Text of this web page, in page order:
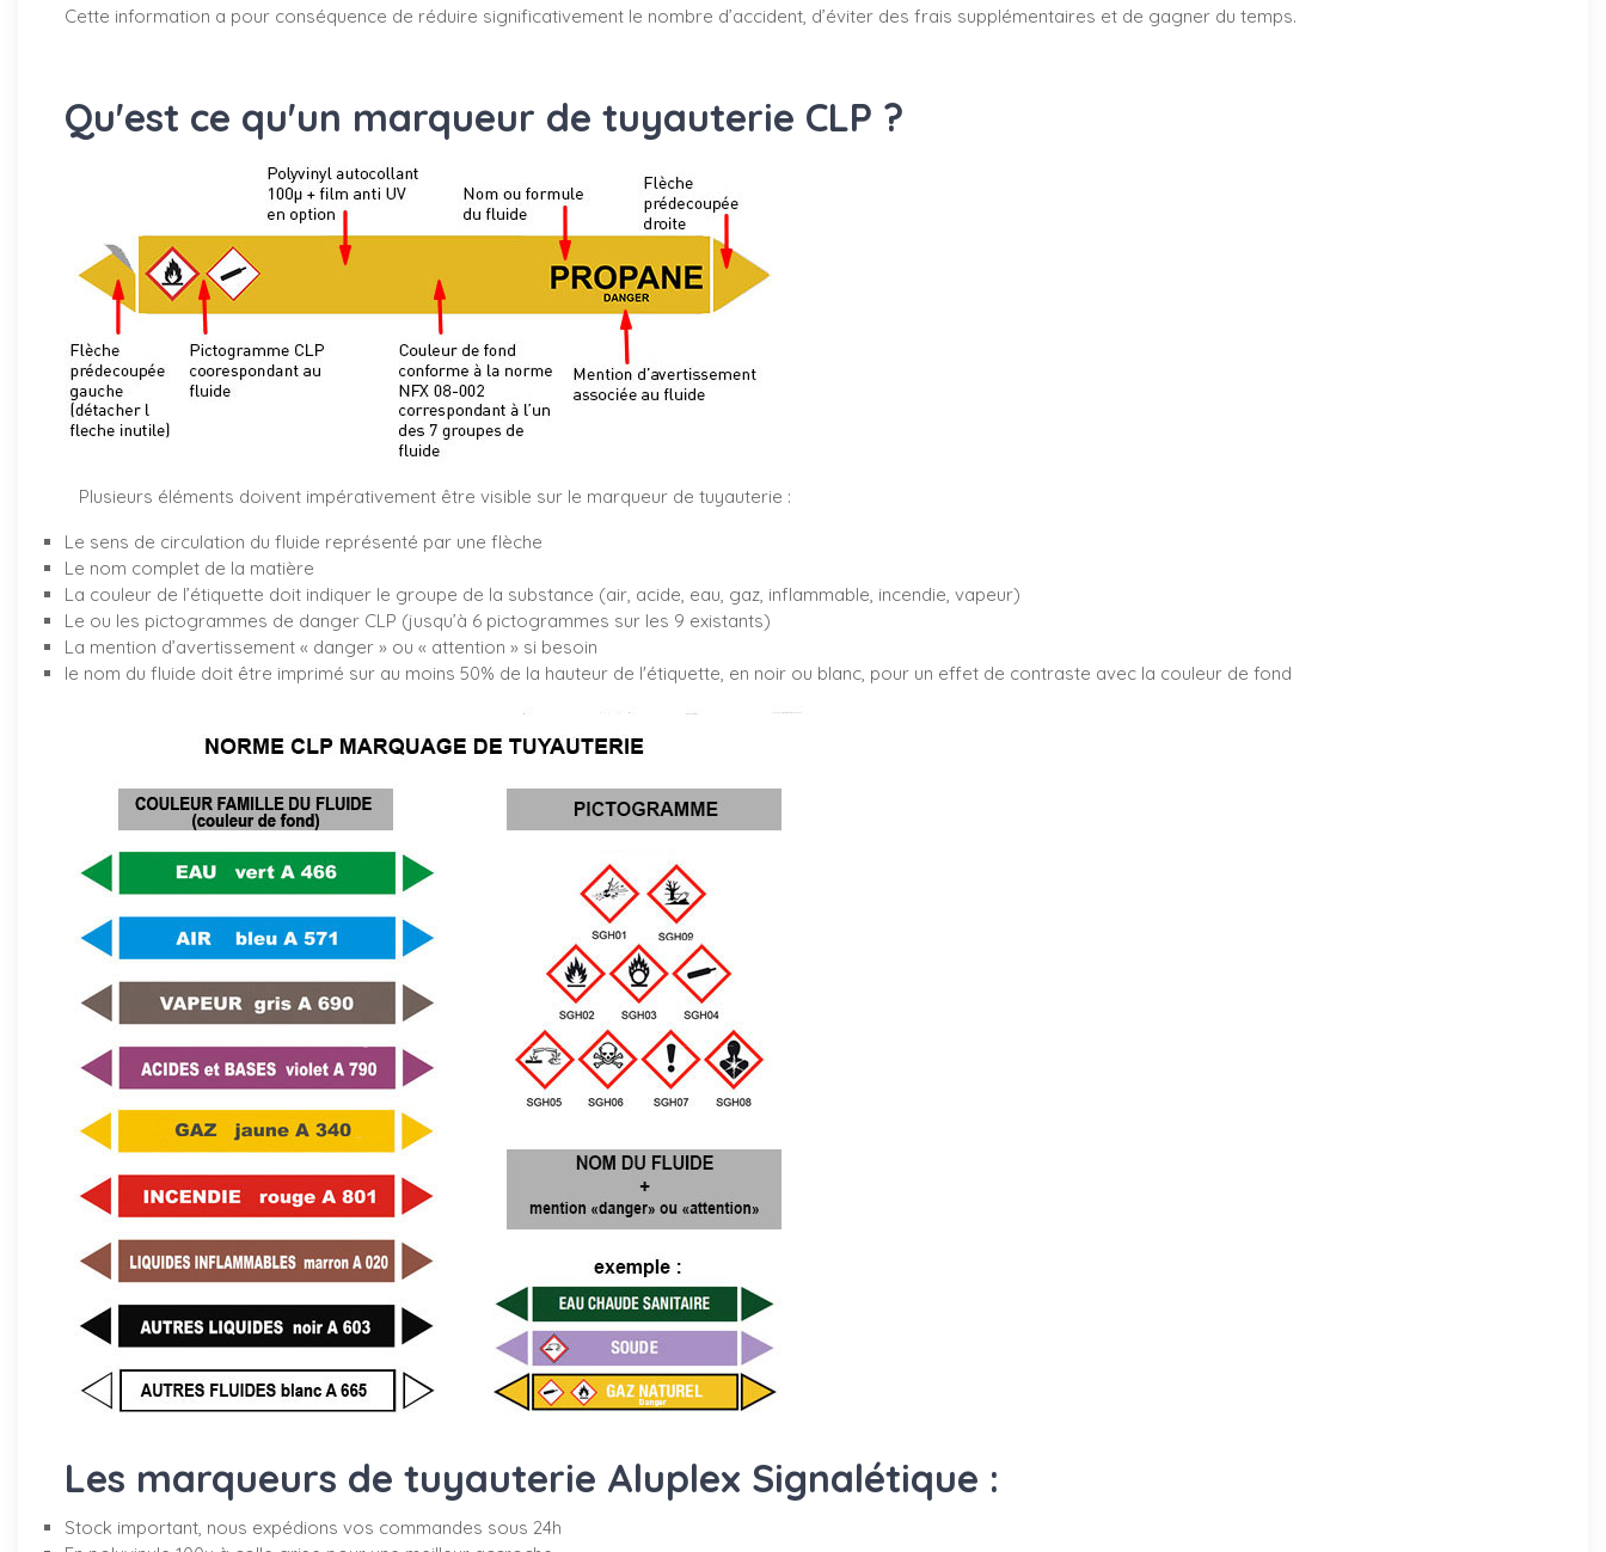
Cette information a pour conséquence de réduire significativement le nombre d’accident, d’éviter des frais supplémentaires et de gagner du temps.
Qu'est ce qu'un marqueur de tuyauterie CLP ?
Plusieurs éléments doivent impérativement être visible sur le marqueur de tuyauterie :
Le sens de circulation du fluide représenté par une flèche
Le nom complet de la matière
La couleur de l’étiquette doit indiquer le groupe de la substance (air, acide, eau, gaz, inflammable, incendie, vapeur)
Le ou les pictogrammes de danger CLP (jusqu’à 6 pictogrammes sur les 9 existants)
La mention d’avertissement « danger » ou « attention » si besoin
le nom du fluide doit être imprimé sur au moins 50% de la hauteur de l'étiquette, en noir ou blanc, pour un effet de contraste avec la couleur de fond
Les marqueurs de tuyauterie Aluplex Signalétique :
Stock important, nous expédions vos commandes sous 24h